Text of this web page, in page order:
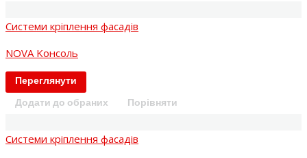
Системи кріплення фасадів
NOVA Kонсоль
Переглянути
Додати до обраних
Порівняти
Системи кріплення фасадів